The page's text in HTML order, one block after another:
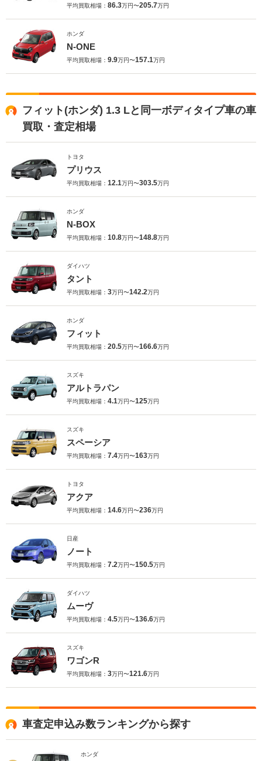
平均買取相場： 86.3万円〜205.7万円
ホンダ
N-ONE
平均買取相場： 9.9万円〜157.1万円
フィット(ホンダ) 1.3 Lと同一ボディタイプ車の車
買取・査定相場
トヨタ
プリウス
平均買取相場： 12.1万円〜303.5万円
ホンダ
N-BOX
平均買取相場： 10.8万円〜148.8万円
ダイハツ
タント
平均買取相場： 3万円〜142.2万円
ホンダ
フィット
平均買取相場： 20.5万円〜166.6万円
スズキ
アルトラパン
平均買取相場： 4.1万円〜125万円
スズキ
スペーシア
平均買取相場： 7.4万円〜163万円
トヨタ
アクア
平均買取相場： 14.6万円〜236万円
日産
ノート
平均買取相場： 7.2万円〜150.5万円
ダイハツ
ムーヴ
平均買取相場： 4.5万円〜136.6万円
スズキ
ワゴンR
平均買取相場： 3万円〜121.6万円
車査定申込み数ランキングから探す
ホンダ